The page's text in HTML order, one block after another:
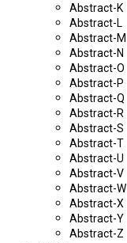
Abstract-K
Abstract-L
Abstract-M
Abstract-N
Abstract-O
Abstract-P
Abstract-Q
Abstract-R
Abstract-S
Abstract-T
Abstract-U
Abstract-V
Abstract-W
Abstract-X
Abstract-Y
Abstract-Z